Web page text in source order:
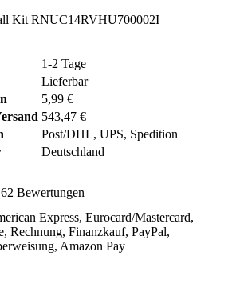
Kit RNUC14RVHU700002I
1-2 Tage
Lieferbar
5,99 €
543,47 €
Post/DHL, UPS, Spedition
Deutschland
Bewertungen
Express, Eurocard/Mastercard,
Rechnung, Finanzkauf, PayPal,
Amazon Pay